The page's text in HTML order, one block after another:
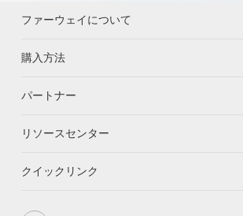
ファーウェイについて
購入方法
パートナー
リソースセンター
クイックリンク